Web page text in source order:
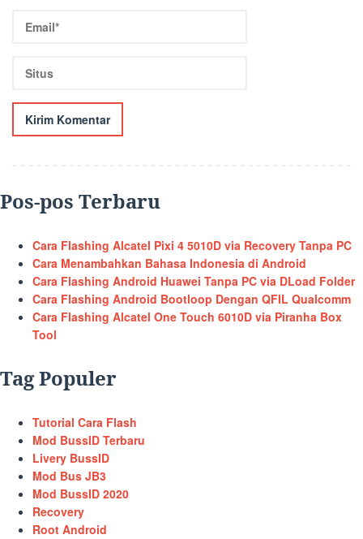
Pos-pos Terbaru
Cara Flashing Alcatel Pixi 4 5010D via Recovery Tanpa PC
Cara Menambahkan Bahasa Indonesia di Android
Cara Flashing Android Huawei Tanpa PC via DLoad Folder
Cara Flashing Android Bootloop Dengan QFIL Qualcomm
Cara Flashing Alcatel One Touch 6010D via Piranha Box
Tool
Tag Populer
Tutorial Cara Flash
Mod BussID Terbaru
Livery BussID
Mod Bus JB3
Mod BussID 2020
Recovery
Root Android